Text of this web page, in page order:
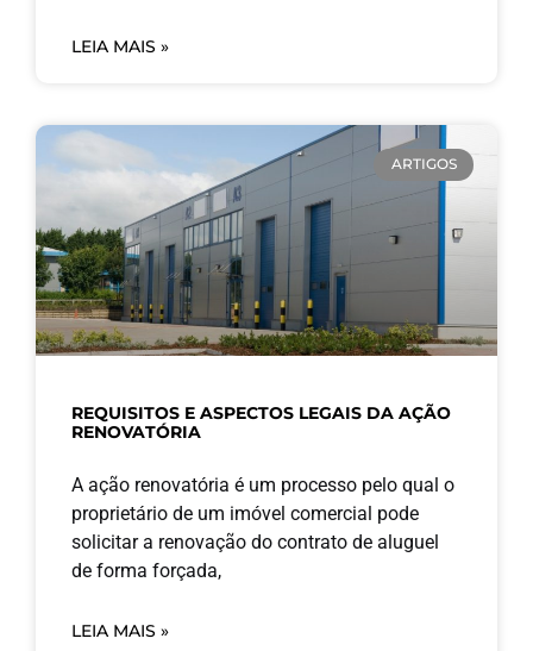
LEIA MAIS »
ARTIGOS
REQUISITOS E ASPECTOS LEGAIS DA AÇÃO
RENOVATÓRIA
A ação renovatória é um processo pelo qual o
proprietário de um imóvel comercial pode
solicitar a renovação do contrato de aluguel
de forma forçada,
LEIA MAIS »